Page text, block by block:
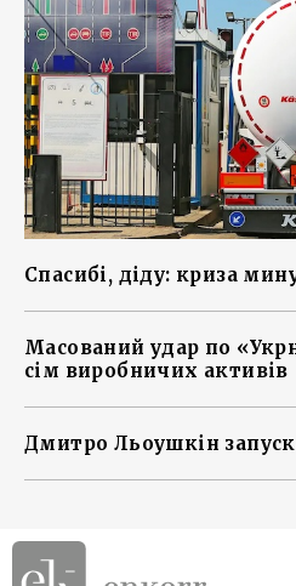
Спасибі, діду: криза
Масований удар по
сім виробничих активів
Дмитро Льоушкін